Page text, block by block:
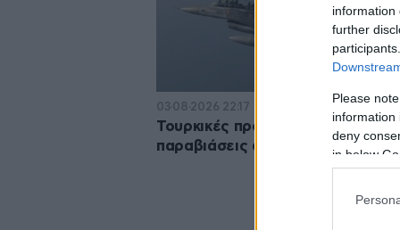
information
further
Please
information
deny
in below
03·08·2026 22:17
Τουρκικές προκλήσεις στο
παραβιάσεις από μαχητικά και